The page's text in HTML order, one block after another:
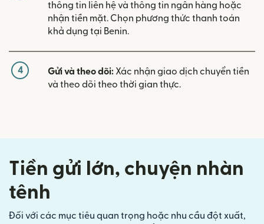
thông tin liên hệ và thông tin ngân hàng hoặc
nhận tiền mặt. Chọn phương thức thanh toán
khả dụng tại Benin.
4 Gửi và theo dõi: Xác nhận giao dịch chuyển tiền
và theo dõi theo thời gian thực.
Tiền gửi lớn, chuyện nhàn
tênh
Đối với các mục tiêu quan trọng hoặc nhu cầu đột xuất,